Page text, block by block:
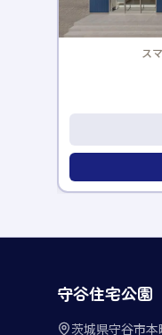
守谷住宅公園
茨城県守谷市